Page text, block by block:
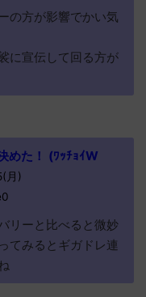
の方が影響でかい気
に宣伝して回る方が
めた！ (ﾜｯﾁｮｲW
月)
リーと比べると微妙
てみるとギガドレ連